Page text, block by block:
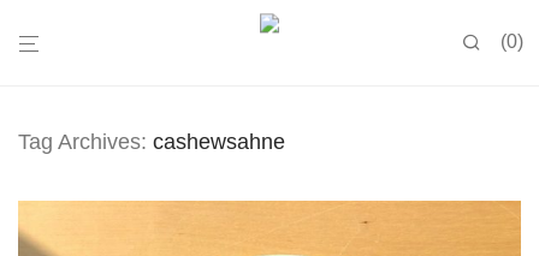
0
Tag Archives: cashewsahne